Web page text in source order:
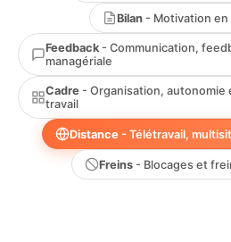
Bilan- Motivation en
Feedback - Communication,
managériale
Cadre - Organisation,
travail
Distance - Télétravail,
Freins- Blocages et